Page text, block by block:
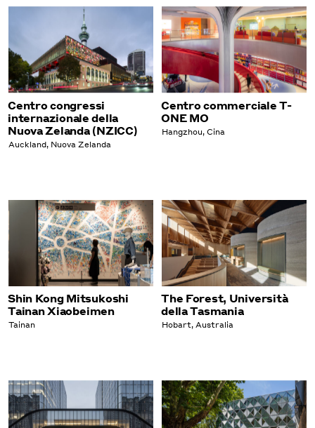
Centro congressi
internazionale della
Nuova Zelanda (NZICC)
Auckland, Nuova Zelanda
Centro commerciale T-
ONE MO
Hangzhou, Cina
Shin Kong Mitsukoshi
Tainan Xiaobeimen
Tainan
The Forest, Università
della Tasmania
Hobart, Australia